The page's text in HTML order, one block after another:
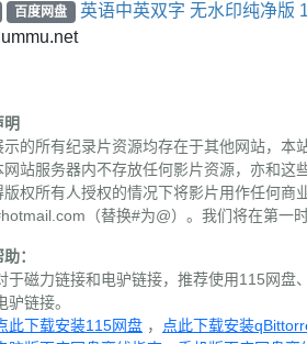
百度网盘
英语中英双字 无水印纯净版
示的所有纪录片资源均存在于其他网站，本
网站服务器内不存放任何影片资源，亦和
版权所有人授权的情况下将影片用作任何
（替换#为@）。我们将在第一
：
于磁力链接和电驴链接，推荐使用115网盘
驴链接。
此下载安装115网盘 ，
点此下载安装